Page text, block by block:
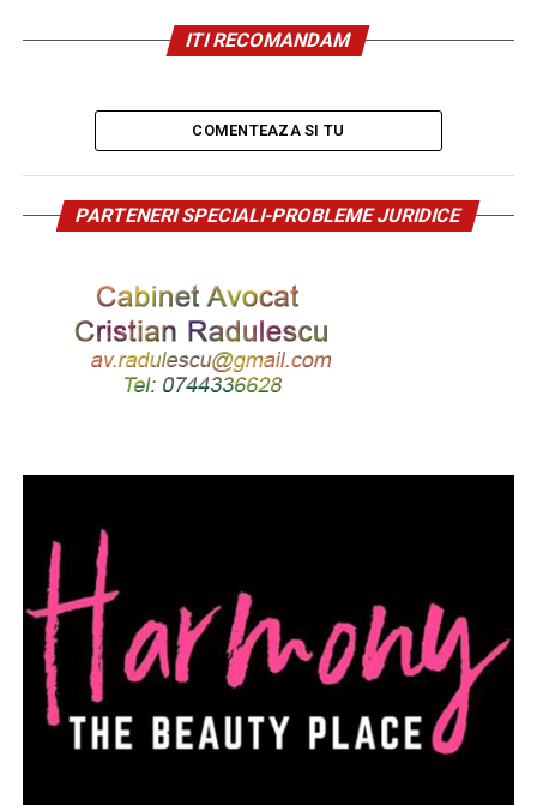
ITI RECOMANDAM
COMENTEAZA SI TU
PARTENERI SPECIALI-PROBLEME JURIDICE